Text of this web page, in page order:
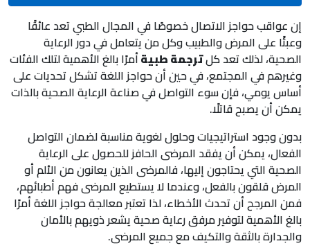
إن عواقب حواجز الاتصال خصوصًا في المجال الطبي تعد عائقًا
وعبئًا على المرض والطبيب وكل من يتعامل في دور الرعاية
الصحية، لذلك تعد كلترجمة طبيةأمرًا بالغ الأهمية لتلك الفئات
وغيرهم في المجتمع، في حين أن حواجز اللغة تشكل تحديات على
أساس يومي، فإن سوء التواصل في صناعة الرعاية الصحية بالذات
يمكن أن يصبح قاتلًا.
بدون وجود استراتيجيات وحلول لغوية مناسبة لضمان التواصل
الفعال، يمكن أن يفقد المرضى الحافز للحصول على الرعاية
الصحية التي يحتاجون إليها، فالمرضى الذين يعانون من الألم أو
المرض قلقون بالفعل، وعندما لا يستطيع المرضى فهم أطبائهم،
فمن المرجح أن تحدث الأخطاء، لذا تعتبر معالجة حواجز اللغة أمرًا
بالغ الأهمية لتوفير مرفق رعاية صحية يشعر ذويهم بالأمان
والجدارة بالثقة والتكيف مع جميع المرضى.